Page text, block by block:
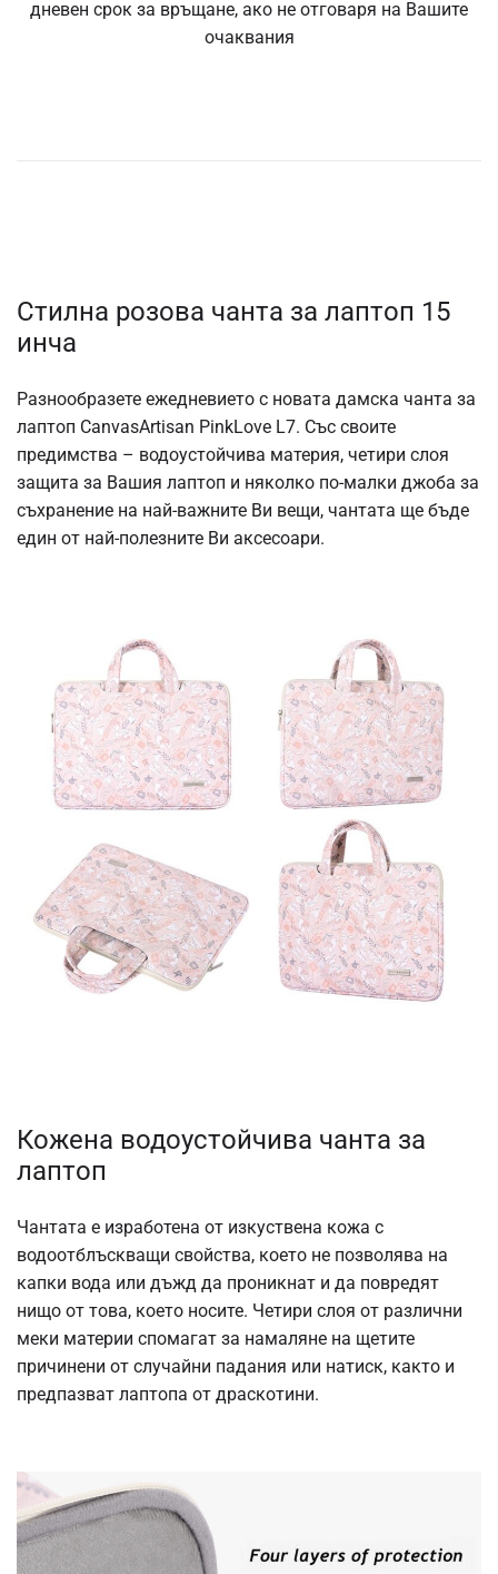
дневен срок за връщане, ако не отговаря на Вашите
очаквания
Стилна розова чанта за лаптоп 15
инча
Разнообразете ежедневието с новата дамска чанта за
лаптоп CanvasArtisan PinkLove L7. Със своите
предимства – водоустойчива материя, четири слоя
защита за Вашия лаптоп и няколко по-малки джоба за
съхранение на най-важните Ви вещи, чантата ще бъде
един от най-полезните Ви аксесоари.
Кожена водоустойчива чанта за
лаптоп
Чантата е изработена от изкуствена кожа с
водоотблъскващи свойства, което не позволява на
капки вода или дъжд да проникнат и да повредят
нищо от това, което носите. Четири слоя от различни
меки материи спомагат за намаляне на щетите
причинени от случайни падания или натиск, както и
предпазват лаптопа от драскотини.